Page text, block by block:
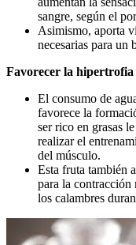
sangre, según el
Asimismo, aporta
necesarias para un
Favorecer la
El consumo de
favorece la
ser rico en grasas
realizar el
del músculo.
Esta fruta también
para la contracción
los calambres